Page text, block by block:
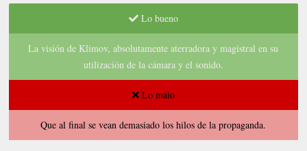
Lo bueno
La visión de Klimov, absolutamente aterradora y magistral en su
utilización de la cámara y el sonido.
Lo malo
Que al final se vean demasiado los hilos de la propaganda.